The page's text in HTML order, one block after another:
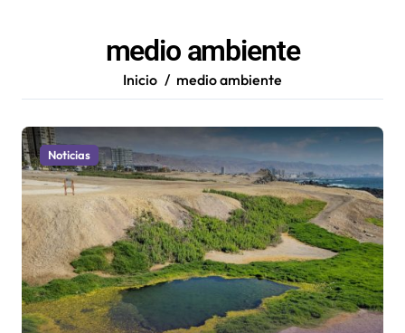
medio ambiente
Inicio medio ambiente
Noticias